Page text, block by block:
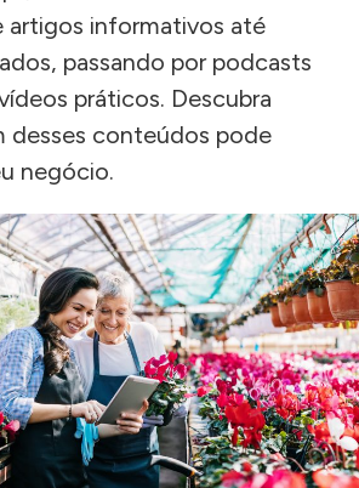
artigos informativos até
passando por podcasts
práticos. Descubra
desses conteúdos pode
negócio.